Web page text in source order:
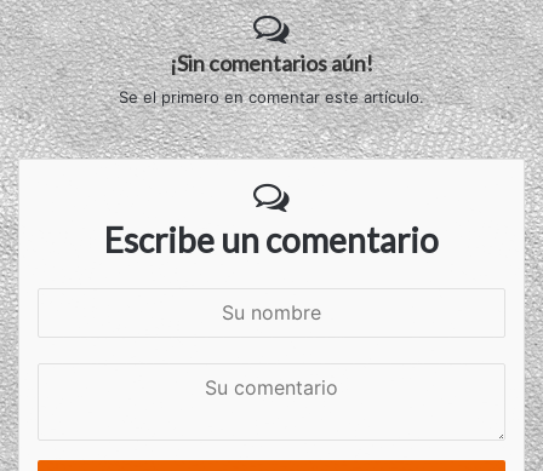
¡Sin comentarios aún!
Se el primero en comentar este artículo.
Escribe un comentario